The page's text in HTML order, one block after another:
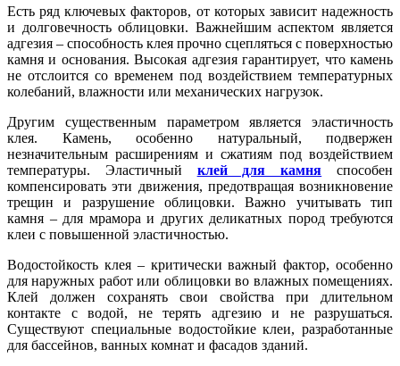
Есть ряд ключевых факторов, от которых зависит надежность
и долговечность облицовки. Важнейшим аспектом является
адгезия – способность клея прочно сцепляться с поверхностью
камня и основания. Высокая адгезия гарантирует, что камень
не отслоится со временем под воздействием температурных
колебаний, влажности или механических нагрузок.
Другим существенным параметром является эластичность
клея. Камень, особенно натуральный, подвержен
незначительным расширениям и сжатиям под воздействием
температуры. Эластичный клей для камня способен
компенсировать эти движения, предотвращая возникновение
трещин и разрушение облицовки. Важно учитывать тип
камня – для мрамора и других деликатных пород требуются
клеи с повышенной эластичностью.
Водостойкость клея – критически важный фактор, особенно
для наружных работ или облицовки во влажных помещениях.
Клей должен сохранять свои свойства при длительном
контакте с водой, не терять адгезию и не разрушаться.
Существуют специальные водостойкие клеи, разработанные
для бассейнов, ванных комнат и фасадов зданий.